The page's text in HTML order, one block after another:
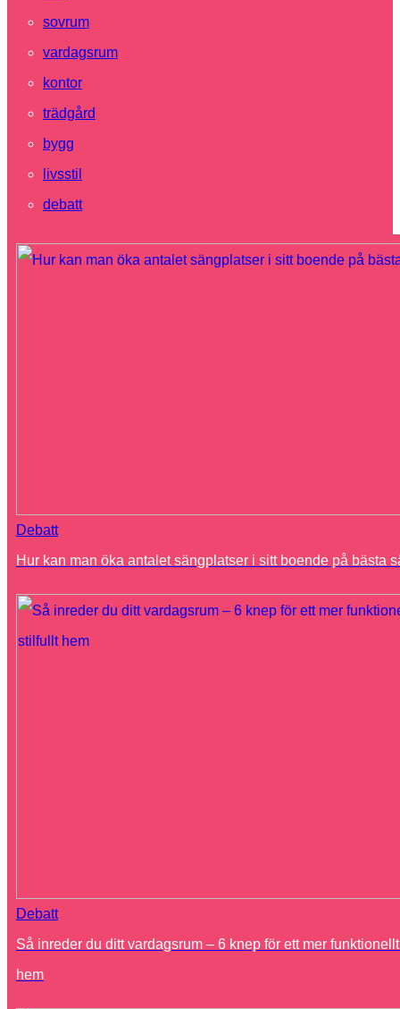
sovrum
vardagsrum
kontor
trädgård
bygg
livsstil
debatt
Debatt
Hur kan man öka antalet sängplatser i sitt boende på bästa
Debatt
Så inreder du ditt vardagsrum – 6 knep för ett mer
hem